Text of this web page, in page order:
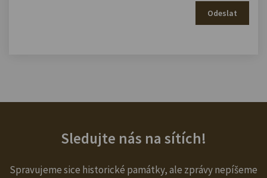
Odeslat
Sledujte nás na sítích!
Spravujeme sice historické památky, ale zprávy nepíšeme